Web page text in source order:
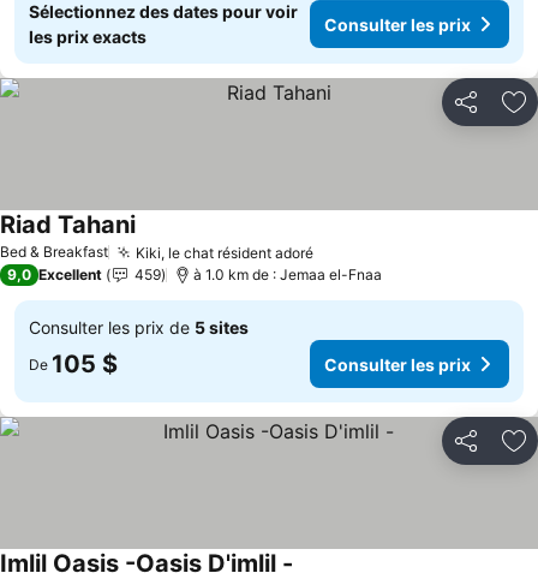
Sélectionnez des dates pour voir
les prix exacts
Consulter les prix
Partager
Bed & Breakfast Kiki, le chat résident adoré
Riad Tahani
9,0 Excellent 459 à 1.0 km de : Jemaa el-Fnaa
Consulter les prix de 5 sites
De 105 $ Consulter les prix
Partager
Imlil Oasis -Oasis D'imlil -